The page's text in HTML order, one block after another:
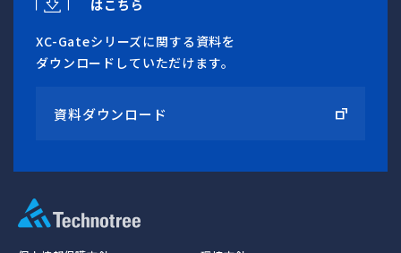
はこちら
XC-Gateシリーズに関する資料を
ダウンロードしていただけます。
資料ダウンロード